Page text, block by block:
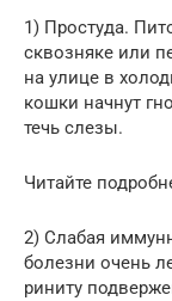
1) Простуда.
сквозняке или
на улице в
кошки начнут
течь слезы.
Читайте
2) Слабая
болезни очень
риниту